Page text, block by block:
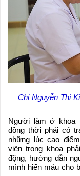
Chị Nguyễn Thị
Người làm ở khoa
đồng thời phải có
những lúc cao
viên trong khoa
động, hướng dẫn
mình hiến máu cho